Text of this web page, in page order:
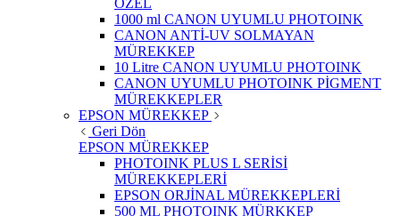
ÖZEL
1000 ml CANON UYUMLU PHOTOINK
CANON ANTİ-UV SOLMAYAN
MÜREKKEP
10 Litre CANON UYUMLU PHOTOINK
CANON UYUMLU PHOTOINK PİGMENT
MÜREKKEPLER
EPSON MÜREKKEP
Geri Dön
EPSON MÜREKKEP
PHOTOINK PLUS L SERİSİ
MÜREKKEPLERİ
EPSON ORJİNAL MÜREKKEPLERİ
500 ML PHOTOINK MÜRKKEP